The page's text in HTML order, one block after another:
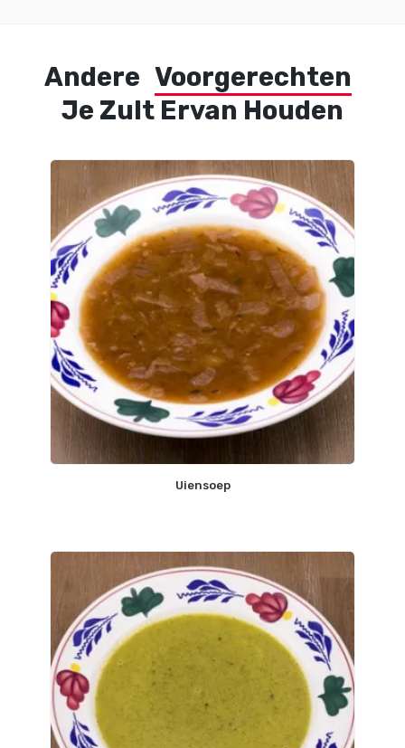
Andere Voorgerechten
Je Zult Ervan Houden
Uiensoep